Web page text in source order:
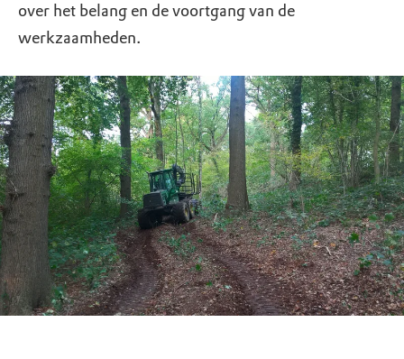
over het belang en de voortgang van de
werkzaamheden.